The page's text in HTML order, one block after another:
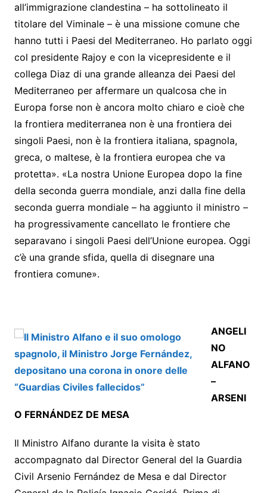
all’immigrazione clandestina – ha sottolineato il
titolare del Viminale – è una missione comune che
hanno tutti i Paesi del Mediterraneo. Ho parlato oggi
col presidente Rajoy e con la vicepresidente e il
collega Diaz di una grande alleanza dei Paesi del
Mediterraneo per affermare un qualcosa che in
Europa forse non è ancora molto chiaro e cioè che
la frontiera mediterranea non è una frontiera dei
singoli Paesi, non è la frontiera italiana, spagnola,
greca, o maltese, è la frontiera europea che va
protetta». «La nostra Unione Europea dopo la fine
della seconda guerra mondiale, anzi dalla fine della
seconda guerra mondiale – ha aggiunto il ministro –
ha progressivamente cancellato le frontiere che
separavano i singoli Paesi dell’Unione europea. Oggi
c’è una grande sfida, quella di disegnare una
frontiera comune».
ANGELI
NO
ALFANO
–
ARSENI
O FERNÁNDEZ DE MESA
Il Ministro Alfano durante la visita è stato
accompagnato dal Director General del la Guardia
Civil Arsenio Fernández de Mesa e dal Director